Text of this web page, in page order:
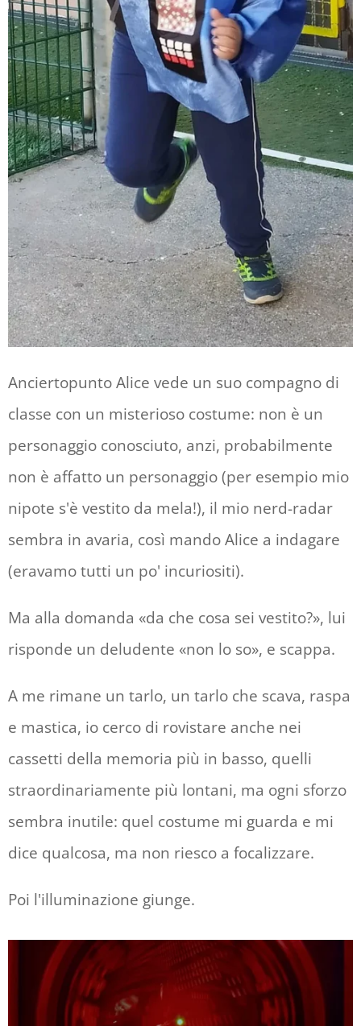
Anciertopunto Alice vede un suo compagno di
classe con un misterioso costume: non è un
personaggio conosciuto, anzi, probabilmente
non è affatto un personaggio (per esempio mio
nipote s'è vestito da mela!), il mio nerd-radar
sembra in avaria, così mando Alice a indagare
(eravamo tutti un po' incuriositi).
Ma alla domanda «da che cosa sei vestito?», lui
risponde un deludente «non lo so», e scappa.
A me rimane un tarlo, un tarlo che scava, raspa
e mastica, io cerco di rovistare anche nei
cassetti della memoria più in basso, quelli
straordinariamente più lontani, ma ogni sforzo
sembra inutile: quel costume mi guarda e mi
dice qualcosa, ma non riesco a focalizzare.
Poi l'illuminazione giunge.